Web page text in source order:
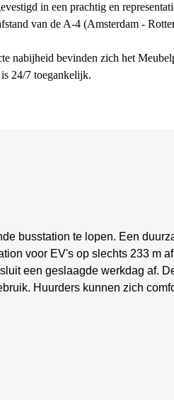
in een prachtig en
van de A-4 (Amsterdam -
nabijheid bevinden zich het
24/7 toegankelijk.
busstation te lopen. Een
voor EV's op slechts 233 m
een geslaagde werkdag af.
Huurders kunnen zich